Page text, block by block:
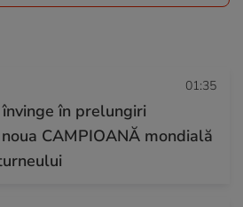
01:35
în prelungiri
CAMPIOANĂ mondială